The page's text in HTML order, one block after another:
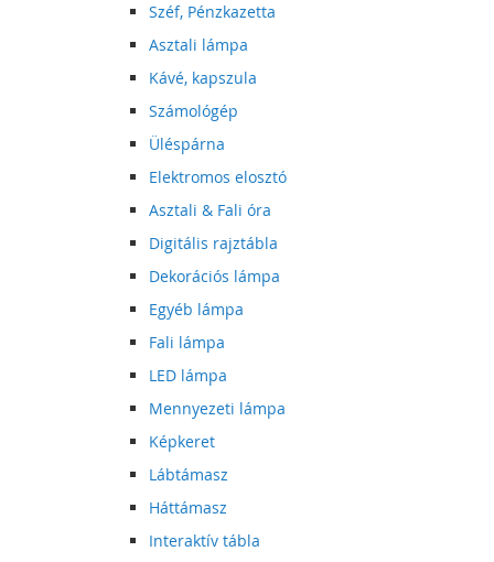
Széf, Pénzkazetta
Asztali lámpa
Kávé, kapszula
Számológép
Üléspárna
Elektromos elosztó
Asztali & Fali óra
Digitális rajztábla
Dekorációs lámpa
Egyéb lámpa
Fali lámpa
LED lámpa
Mennyezeti lámpa
Képkeret
Lábtámasz
Háttámasz
Interaktív tábla